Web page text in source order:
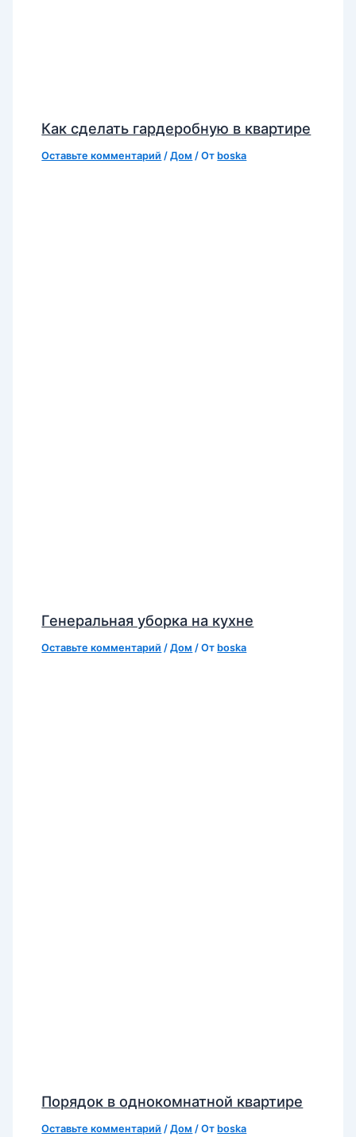
Как сделать гардеробную в квартире
Оставьте комментарий /Дом / От boska
Генеральная уборка на кухне
Оставьте комментарий /Дом / От boska
Порядок в однокомнатной квартире
Оставьте комментарий /Дом / От boska